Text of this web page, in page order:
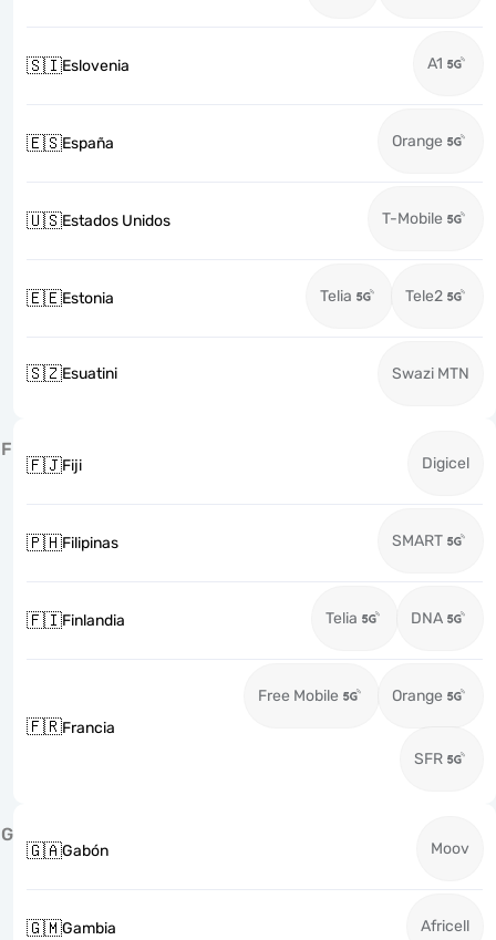
🇸🇮Eslovenia A1
🇪🇸España Orange
🇺🇸Estados Unidos T-Mobile
🇪🇪Estonia Telia Tele2
🇸🇿Esuatini Swazi MTN
F
🇫🇯Fiji Digicel
🇵🇭Filipinas SMART
🇫🇮Finlandia Telia DNA
🇫🇷Francia
Free Mobile Orange
SFR
G
🇬🇦Gabón Moov
🇬🇲Gambia Africell